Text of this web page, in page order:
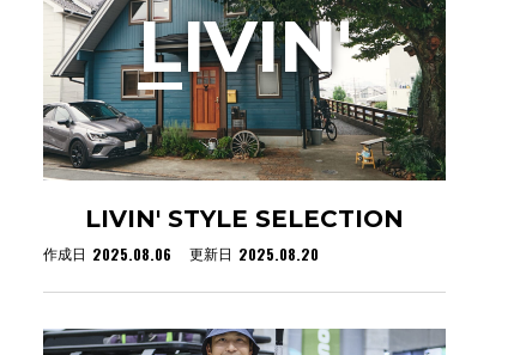
LIVIN' STYLE SELECTION
作成日 2025.08.06 更新日 2025.08.20
LIVIN'